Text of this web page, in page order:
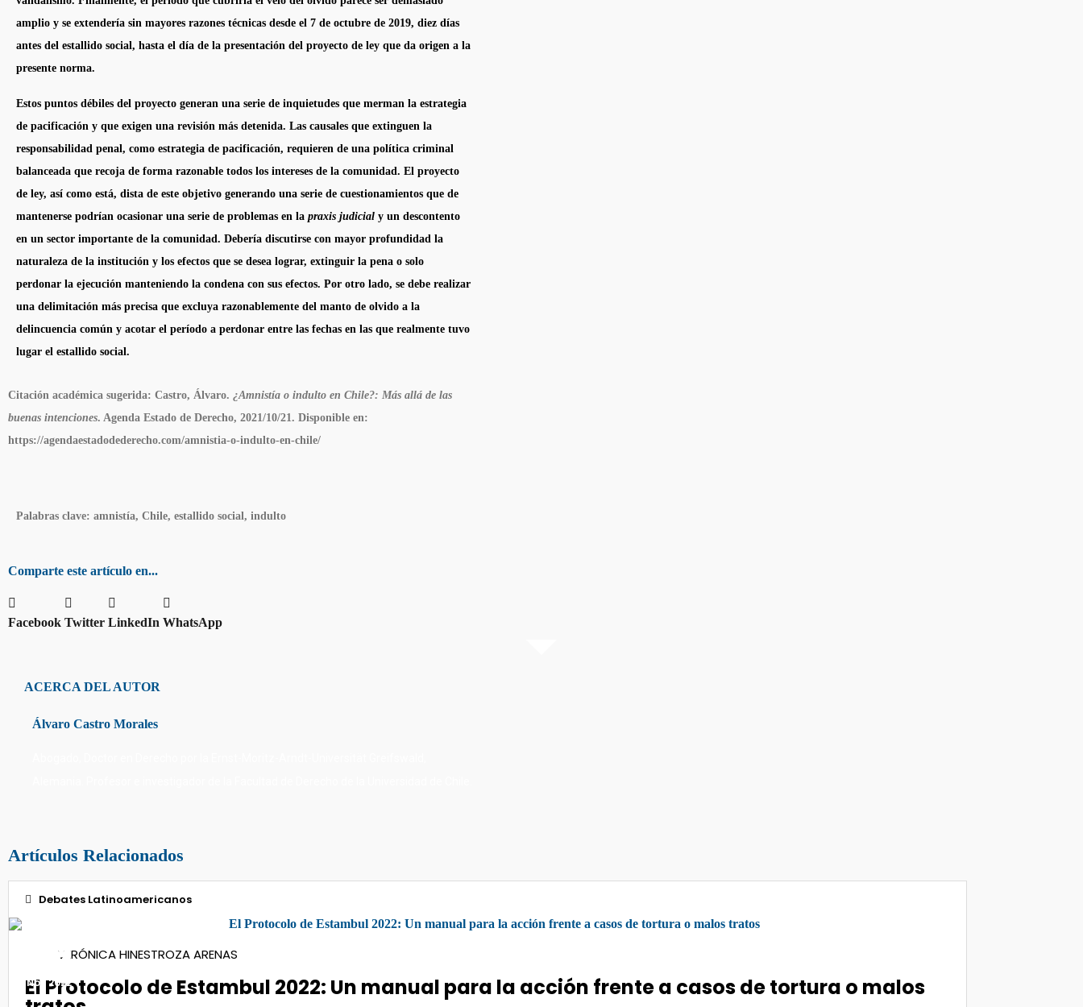
amplio y se extendería sin mayores razones técnicas desde el 7 de octubre de 2019, diez días
antes del estallido social, hasta el día de la presentación del proyecto de ley que da origen a la
presente norma.
Estos puntos débiles del proyecto generan una serie de inquietudes que merman la estrategia
de pacificación y que exigen una revisión más detenida. Las causales que extinguen la
responsabilidad penal, como estrategia de pacificación, requieren de una política criminal
balanceada que recoja de forma razonable todos los intereses de la comunidad. El proyecto
de ley, así como está, dista de este objetivo generando una serie de cuestionamientos que de
mantenerse podrían ocasionar una serie de problemas en la praxis judicial y un descontento
en un sector importante de la comunidad. Debería discutirse con mayor profundidad la
naturaleza de la institución y los efectos que se desea lograr, extinguir la pena o solo
perdonar la ejecución manteniendo la condena con sus efectos. Por otro lado, se debe realizar
una delimitación más precisa que excluya razonablemente del manto de olvido a la
delincuencia común y acotar el período a perdonar entre las fechas en las que realmente tuvo
lugar el estallido social.
Citación académica sugerida: Castro, Álvaro. ¿Amnistía o indulto en Chile?: Más allá de las
buenas intenciones. Agenda Estado de Derecho, 2021/10/21. Disponible en:
https://agendaestadodederecho.com/amnistia-o-indulto-en-chile/
Palabras clave: amnistía, Chile, estallido social, indulto
Comparte este artículo en...
Facebook Twitter LinkedIn WhatsApp
ACERCA DEL AUTOR
Álvaro Castro Morales
Artículos Relacionados
Debates Latinoamericanos
09
Nov 2022
VERÓNICA HINESTROZA ARENAS
El Protocolo de Estambul 2022: Un manual para la acción frente a casos de tortura o malos